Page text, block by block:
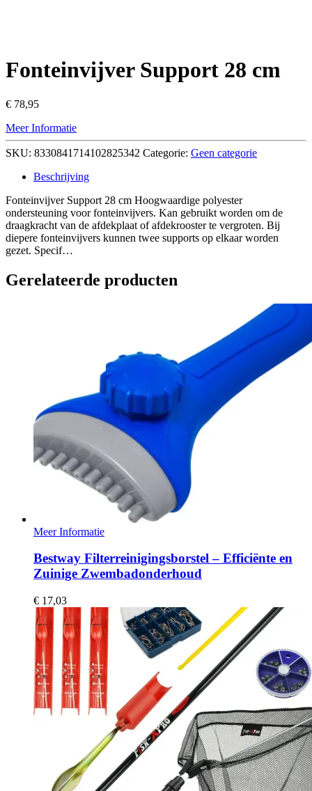
Fonteinvijver Support 28 cm
€ 78,95
Meer Informatie
SKU: 8330841714102825342 Categorie: Geen categorie
Beschrijving
Fonteinvijver Support 28 cm Hoogwaardige polyester
ondersteuning voor fonteinvijvers. Kan gebruikt worden om de
draagkracht van de afdekplaat of afdekrooster te vergroten. Bij
diepere fonteinvijvers kunnen twee supports op elkaar worden
gezet. Specif…
Gerelateerde producten
Meer Informatie
Bestway Filterreinigingsborstel – Efficiënte en
Zuinige Zwembadonderhoud
€ 17,03